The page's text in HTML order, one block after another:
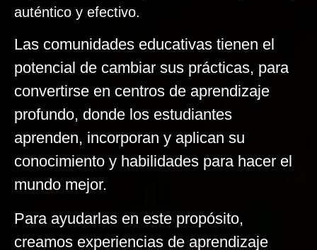
auténtico y efectivo.
Las comunidades educativas tienen el
potencial de cambiar sus prácticas, para
convertirse en centros de aprendizaje
profundo, donde los estudiantes
aprenden, incorporan y aplican su
conocimiento y habilidades para hacer el
mundo mejor.
Para ayudarlas en este propósito,
creamos experiencias de aprendizaje